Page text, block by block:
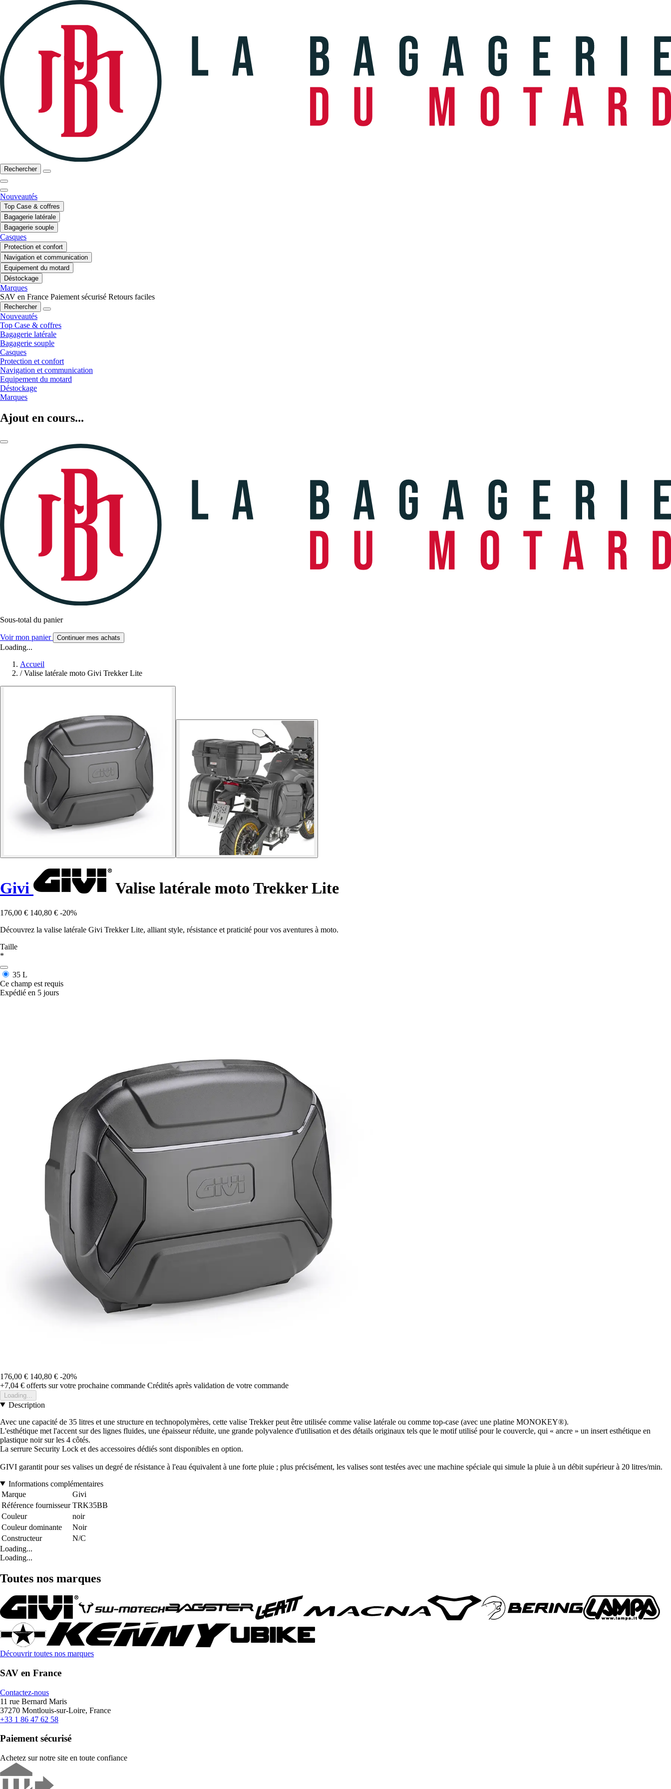
Rechercher
Nouveautés
Top Case & coffres
Bagagerie latérale
Bagagerie souple
Casques
Protection et confort
Navigation et communication
Equipement du motard
Déstockage
Marques
SAV en France Paiement sécurisé Retours faciles
Rechercher
Nouveautés
Top Case & coffres
Bagagerie latérale
Bagagerie souple
Casques
Protection et confort
Navigation et communication
Equipement du motard
Déstockage
Marques
Ajout en cours...
Sous-total du panier
Voir mon panier Continuer mes achats
Loading...
Accueil
/ Valise latérale moto Givi Trekker Lite
Givi Valise latérale moto Trekker Lite
176,00 € 140,80 € -20%
Découvrez la valise latérale Givi Trekker Lite, alliant style, résistance et praticité pour vos aventures à moto.
Taille
*
35 L
Ce champ est requis
Expédié en 5 jours
176,00 € 140,80 € -20%
+7,04 € offerts sur votre prochaine commande Crédités après validation de votre commande
Loading...
Description
Avec une capacité de 35 litres et une structure en technopolymères, cette valise Trekker peut être utilisée comme valise latérale ou comme top-case (avec une platine MONOKEY®).
L'esthétique met l'accent sur des lignes fluides, une épaisseur réduite, une grande polyvalence d'utilisation et des détails originaux tels que le motif utilisé pour le couvercle, qui « ancre » un insert esthétique en
plastique noir sur les 4 côtés.
La serrure Security Lock et des accessoires dédiés sont disponibles en option.
GIVI garantit pour ses valises un degré de résistance à l'eau équivalent à une forte pluie ; plus précisément, les valises sont testées avec une machine spéciale qui simule la pluie à un débit supérieur à 20 litres/min.
Informations complémentaires
Marque
Givi
Référence fournisseur TRK35BB
Couleur
noir
Couleur dominante
Noir
Constructeur
N/C
Loading...
Loading...
Toutes nos marques
Découvrir toutes nos marques
SAV en France
Contactez-nous
11 rue Bernard Maris
37270 Montlouis-sur-Loire, France
+33 1 86 47 62 58
Paiement sécurisé
Achetez sur notre site en toute confiance